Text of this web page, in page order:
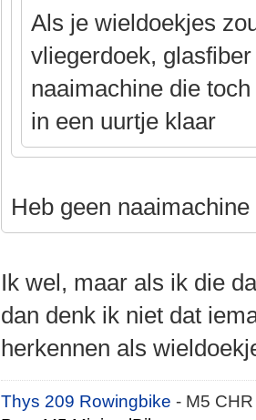
Als je wieldoekjes
vliegerdoek,
naaimachine die
in een uurtje klaar
Heb geen
Ik wel, maar als ik die
dan denk ik niet dat
herkennen als
Thys 209 Rowingbike- M5